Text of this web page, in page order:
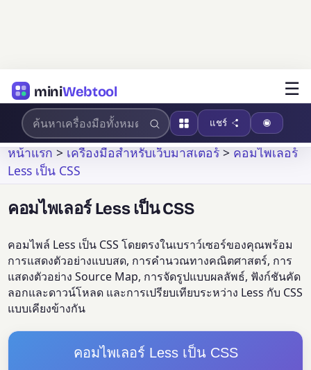
miniWebtool ☰
แชร์
หน้าแรก>เครื่องมือสำหรับเว็บมาสเตอร์>คอมไพเลอร์
Less เป็น CSS
คอมไพเลอร์ Less เป็น CSS
คอมไพล์ Less เป็น CSS โดยตรงในเบราว์เซอร์ของคุณพร้อม
การแสดงตัวอย่างแบบสด, การคำนวณทางคณิตศาสตร์, การ
แสดงตัวอย่าง Source Map, การจัดรูปแบบผลลัพธ์, ฟังก์ชันคัด
ลอกและดาวน์โหลด และการเปรียบเทียบระหว่าง Less กับ CSS
แบบเคียงข้างกัน
คอมไพเลอร์ Less เป็น CSS